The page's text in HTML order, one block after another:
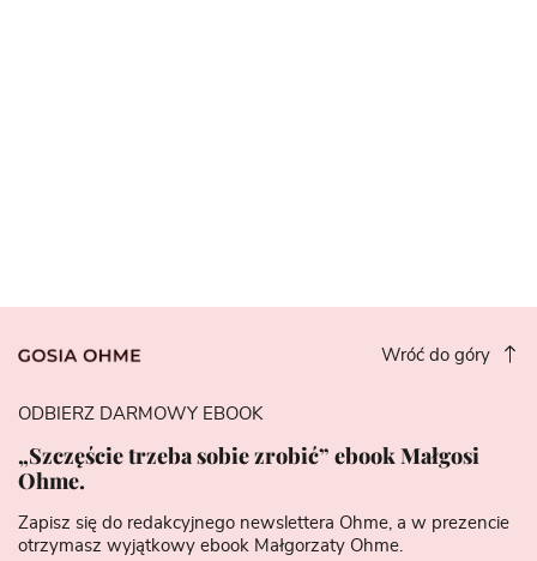
Wróć do góry
ODBIERZ DARMOWY EBOOK
„Szczęście trzeba sobie zrobić” ebook Małgosi
Ohme.
Zapisz się do redakcyjnego newslettera Ohme, a w prezencie
otrzymasz wyjątkowy ebook Małgorzaty Ohme.